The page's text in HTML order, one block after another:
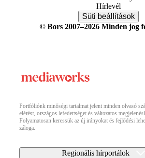
Hírlevél
Süti beállítások
© Bors 2007–2026 Minden jog
Portfóliónk minőségi tartalmat jelent minden olvasó
elérést, országos lefedettséget és változatos
Folyamatosan keressük az új irányokat és fejlődési
záloga.
Regionális hírportálok